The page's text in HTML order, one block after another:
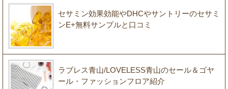
セサミン効果効能やDHCやサントリーのセサミ
ンE+無料サンプルと口コミ
ラブレス青山/LOVELESS青山のセール＆ゴヤ
ール・ファッションフロア紹介